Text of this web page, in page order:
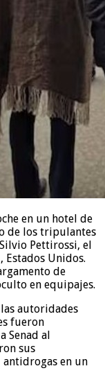
en un hotel de
de los tripulantes
Pettirossi, el
Unidos.
de
en equipajes.
autoridades
fueron
Senad al
sus
en un